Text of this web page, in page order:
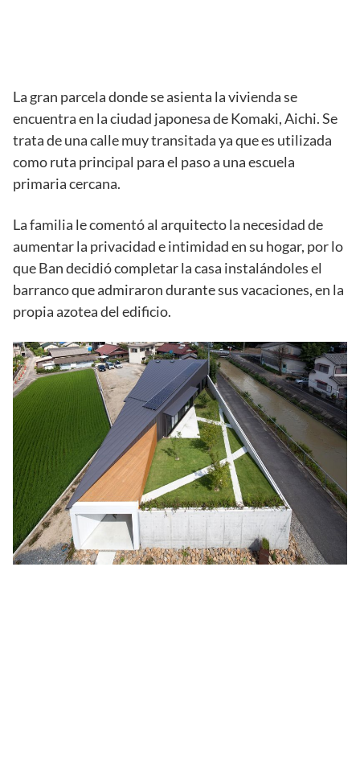
La gran parcela donde se asienta la vivienda se
encuentra en la ciudad japonesa de Komaki, Aichi. Se
trata de una calle muy transitada ya que es utilizada
como ruta principal para el paso a una escuela
primaria cercana.
La familia le comentó al arquitecto la necesidad de
aumentar la privacidad e intimidad en su hogar, por lo
que Ban decidió completar la casa instalándoles el
barranco que admiraron durante sus vacaciones, en la
propia azotea del edificio.